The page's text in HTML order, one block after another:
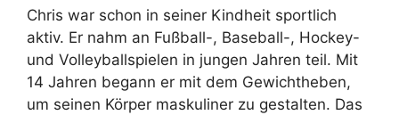
Chris war schon in seiner Kindheit sportlich
aktiv. Er nahm an Fußball-, Baseball-, Hockey-
und Volleyballspielen in jungen Jahren teil. Mit
14 Jahren begann er mit dem Gewichtheben,
um seinen Körper maskuliner zu gestalten. Das